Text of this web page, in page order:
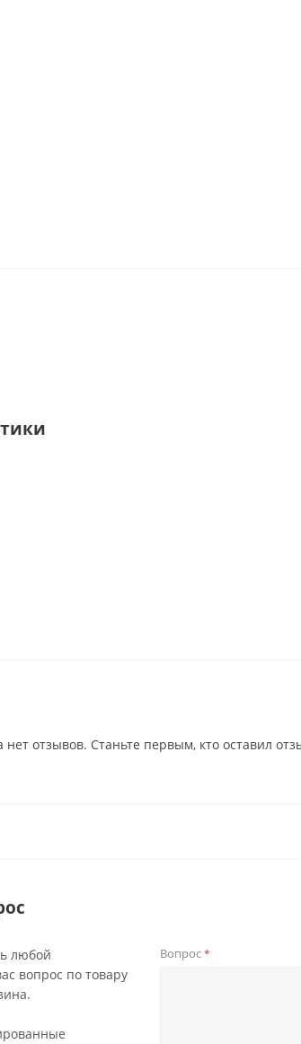
нет отзывов. Станьте первым, кто оставил
любой
вопрос по товару
Вопрос*